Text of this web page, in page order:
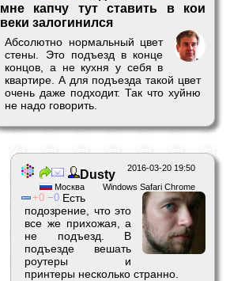
мне капчу тут ставить в кои
веки залогинился
Абсолютно нормальный цвет
стены. Это подъезд в конце
концов, а не кухня у себя в
квартире. А для подъезда такой цвет
очень даже подходит. Так что хуйню
не надо говорить.
2016-03-20 19:50
Windows Safari Chrome
Москва
0 0
Dusty
Есть
подозрение, что это
все же прихожая, а
не подъезд. В
подъезде вешать
роутеры и
принтеры несколько странно.